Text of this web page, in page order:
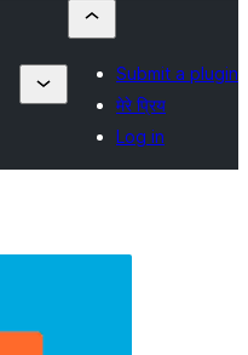
Submit a plugin
मेरे प्रिय
Log in